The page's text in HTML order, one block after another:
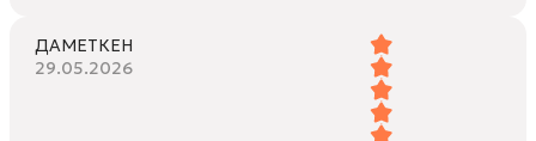
ДАМЕТКЕН
29.05.2026